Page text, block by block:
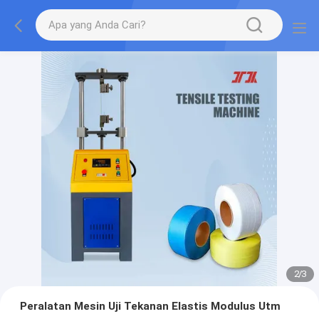
2/3
Peralatan Mesin Uji Tekanan Elastis Modulus Utm